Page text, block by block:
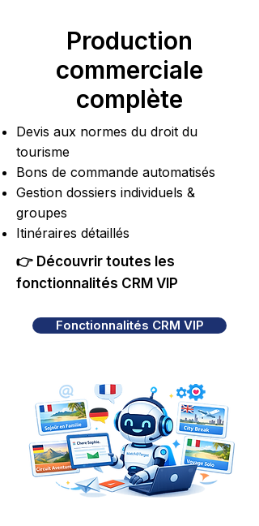
Production
commerciale
complète
Devis aux normes du droit du
tourisme
Bons de commande automatisés
Gestion dossiers individuels &
groupes
Itinéraires détaillés
👉 Découvrir toutes les
fonctionnalités CRM VIP
Fonctionnalités CRM VIP